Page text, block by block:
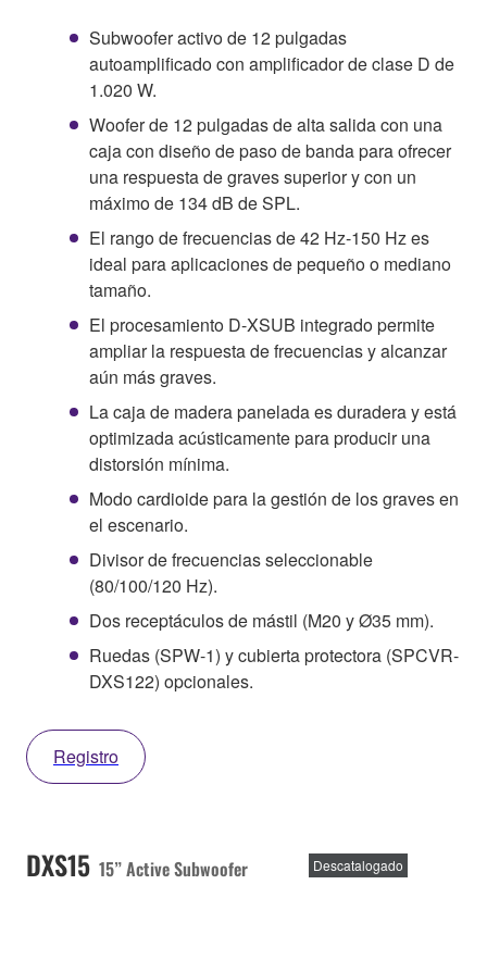
Subwoofer activo de 12 pulgadas
autoamplificado con amplificador de clase D de
1.020 W.
Woofer de 12 pulgadas de alta salida con una
caja con diseño de paso de banda para ofrecer
una respuesta de graves superior y con un
máximo de 134 dB de SPL.
El rango de frecuencias de 42 Hz-150 Hz es
ideal para aplicaciones de pequeño o mediano
tamaño.
El procesamiento D-XSUB integrado permite
ampliar la respuesta de frecuencias y alcanzar
aún más graves.
La caja de madera panelada es duradera y está
optimizada acústicamente para producir una
distorsión mínima.
Modo cardioide para la gestión de los graves en
el escenario.
Divisor de frecuencias seleccionable
(80/100/120 Hz).
Dos receptáculos de mástil (M20 y Ø35 mm).
Ruedas (SPW-1) y cubierta protectora (SPCVR-
DXS122) opcionales.
Registro
DXS15 15” Active Subwoofer Descatalogado